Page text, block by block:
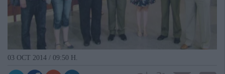
03 OCT 2014 / 09:50 H.